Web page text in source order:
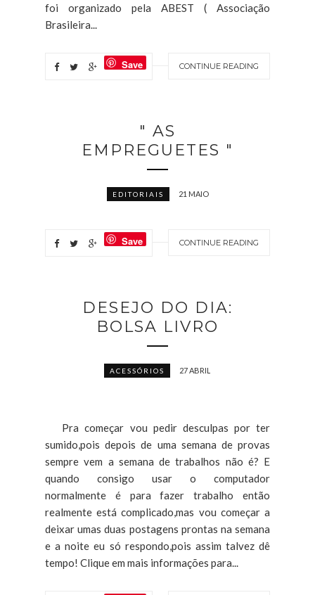
foi organizado pela ABEST ( Associação
Brasileira...
CONTINUE READING
Save
" AS
EMPREGUETES "
EDITORIAIS 21 MAIO
CONTINUE READING
Save
DESEJO DO DIA:
BOLSA LIVRO
ACESSÓRIOS 27 ABRIL
Pra começar vou pedir desculpas por ter
sumido,pois depois de uma semana de provas
sempre vem a semana de trabalhos não é? E
quando consigo usar o computador
normalmente é para fazer trabalho então
realmente está complicado,mas vou começar a
deixar umas duas postagens prontas na semana
e a noite eu só respondo,pois assim talvez dê
tempo! Clique em mais informações para...